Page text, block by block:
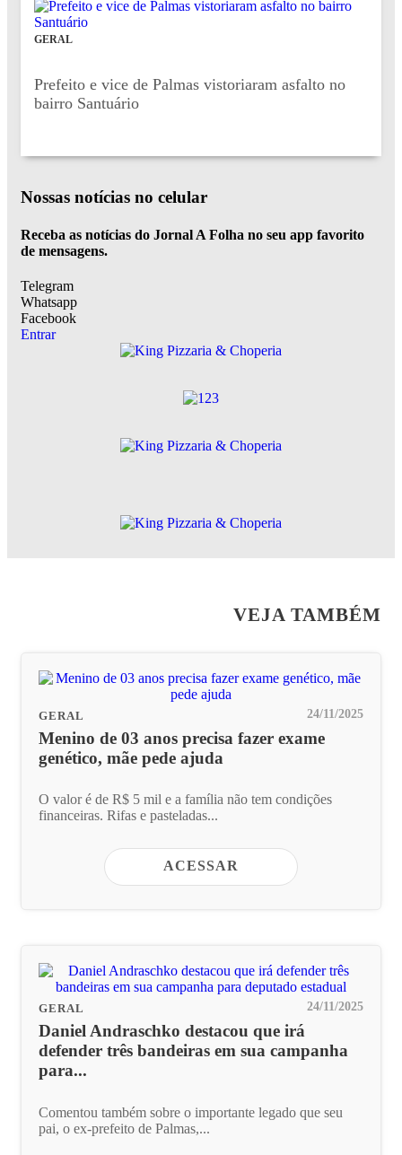
GERAL
Prefeito e vice de Palmas vistoriaram asfalto no
bairro Santuário
Nossas notícias no celular
Receba as notícias do Jornal A Folha no seu app favorito
de mensagens.
Telegram
Whatsapp
Facebook
Entrar
VEJA TAMBÉM
GERAL 24/11/2025
Menino de 03 anos precisa fazer exame
genético, mãe pede ajuda
O valor é de R$ 5 mil e a família não tem condições
financeiras. Rifas e pasteladas...
ACESSAR
GERAL 24/11/2025
Daniel Andraschko destacou que irá
defender três bandeiras em sua campanha
para...
Comentou também sobre o importante legado que seu
pai, o ex-prefeito de Palmas,...